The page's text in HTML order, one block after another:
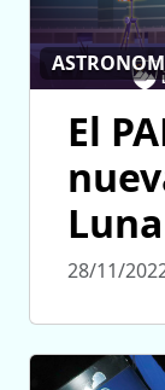
El
28/11/